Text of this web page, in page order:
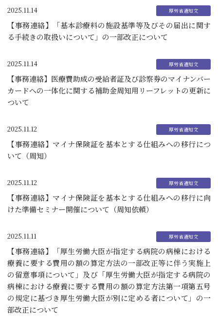
2025.11.14
【事務連絡】「基本診療料の施設基準等及びその届出に関す
る手続きの取扱いについて」の一部改正について
2025.11.14
【事務連絡】医療費助成の受給者証及び診察券のマイナンバー
カードへの一体化に関する補助金周知用リーフレットの更新に
ついて
2025.11.12
【事務連絡】マイナ保険証を基本とする仕組みへの移行につ
いて（周知）
2025.11.12
【事務連絡】マイナ保険証を基本とする仕組みへの移行に向
けた準備セミナー開催について（周知依頼）
2025.11.11
【事務連絡】「厚生労働大臣が指定する病院の病棟における
療養に要する費用の額の算定方法の一部改正等に伴う実施上
の留意事項について」及び「厚生労働大臣が指定する病院の
病棟における療養に要する費用の額の算定方法第一項第五号
の規定に基づき厚生労働大臣が別に定める者について」の一
部改正について